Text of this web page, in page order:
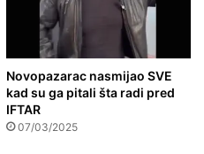
Novopazarac nasmijao SVE
kad su ga pitali šta radi pred
IFTAR
07/03/2025